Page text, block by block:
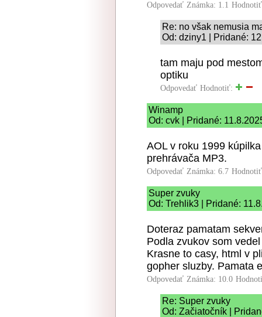
Odpovedať Známka: 1.1
Re: no však nemusia
Od: dziny1 | Pridané:
tam maju pod
optiku
Odpovedať Hodnotiť:
Winamp
Od: cvk | Pridané:
AOL v roku 1999
prehrávača MP3.
Odpovedať Známka: 6.7
Super zvuky
Od: Trehlik3 | Pridané:
Doteraz pamatam
Podla zvukov som
Krasne to casy, html v
gopher sluzby. Pamata
Odpovedať Známka: 10.0
Re: Super zvuky
Od: Začiatočník |